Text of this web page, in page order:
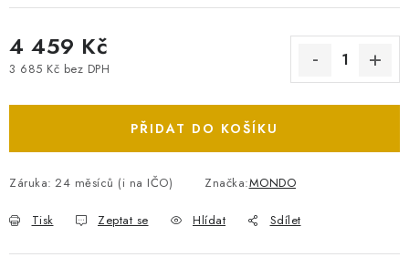
4 459 Kč
3 685 Kč bez DPH
PŘIDAT DO KOŠÍKU
Záruka: 24 měsíců (i na IČO) Značka:MONDO
Tisk Zeptat se Hlídat Sdílet